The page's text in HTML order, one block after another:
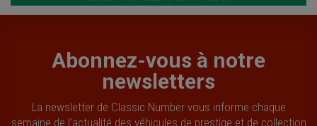
Abonnez-vous à notre
newsletters
La newsletter de Classic Number vous informe chaque
semaine de l’actualité des véhicules de prestige et de collection